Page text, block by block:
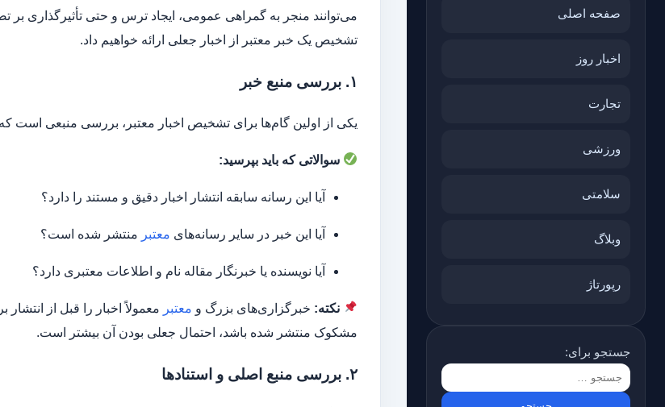
صفحه اصلی
اخبار روز
تجارت
ورزشی
سلامتی
وبلاگ
رپورتاژ
جستجو برای:
می‌توانند منجر به گمراهی عمومی، ایجاد ترس و حتی تأثیرگذاری بر
تشخیص یک خبر معتبر از اخبار جعلی ارائه خواهیم داد.
۱. بررسی منبع خبر
یکی از اولین گام‌ها برای تشخیص اخبار معتبر، بررسی منبعی است
سوالاتی که باید بپرسید:
آیا این رسانه سابقه انتشار اخبار دقیق و مستند را دارد؟
آیا این خبر در سایر رسانه‌های معتبر منتشر شده است؟
آیا نویسنده یا خبرنگار مقاله نام و اطلاعات معتبری دارد؟
نکته: خبرگزاری‌های بزرگ و معتبر معمولاً اخبار را قبل از
مشکوک منتشر شده باشد، احتمال جعلی بودن آن بیشتر است.
۲. بررسی منبع اصلی و استنادها